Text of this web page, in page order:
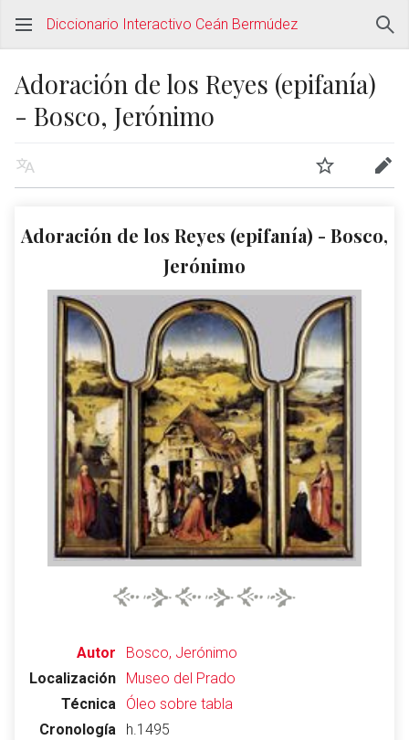
Abrir menú principal
Diccionario Interactivo Ceán Bermúdez
Adoración de los Reyes (epifanía)
- Bosco, Jerónimo
Adoración de los Reyes (epifanía) - Bosco,
Jerónimo
Autor
Bosco, Jerónimo
Localización
Museo del Prado
Técnica
Óleo sobre tabla
Cronología
h.1495